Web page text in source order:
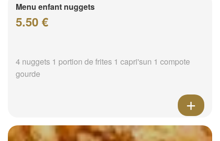
Menu enfant nuggets
5.50 €
4 nuggets 1 portion de frites 1 capri'sun 1 compote
gourde